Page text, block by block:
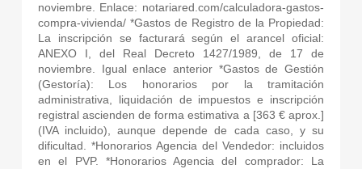
noviembre. Enlace: notariared.com/calculadora-gastos-
compra-vivienda/ *Gastos de Registro de la Propiedad:
La inscripción se facturará según el arancel oficial:
ANEXO I, del Real Decreto 1427/1989, de 17 de
noviembre. Igual enlace anterior *Gastos de Gestión
(Gestoría): Los honorarios por la tramitación
administrativa, liquidación de impuestos e inscripción
registral ascienden de forma estimativa a [363 € aprox.]
(IVA incluido), aunque depende de cada caso, y su
dificultad. *Honorarios Agencia del Vendedor: incluidos
en el PVP. *Honorarios Agencia del comprador: La